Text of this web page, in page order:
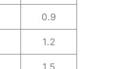
0.9
1.2